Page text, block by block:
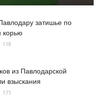
затишье по
корью
118
из Павлодарской
взыскания
171